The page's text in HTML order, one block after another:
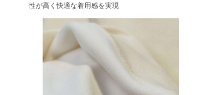
性が高く快適な着用感を実現